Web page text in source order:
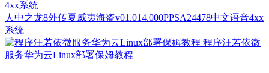
人中之龙8外传夏威夷海盗v01.014.000PPSA24478中文语音4xx
系统
程序汪若依微
服务华为云Linux部署保姆教程